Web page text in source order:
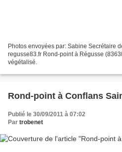
Photos envoyées par: Sabine Secrétaire
regusse83.fr Rond-point à Régusse
végétalisé.
Rond-point à Conflans
Publié le 30/09/2011 à 07:02
Par trobenet